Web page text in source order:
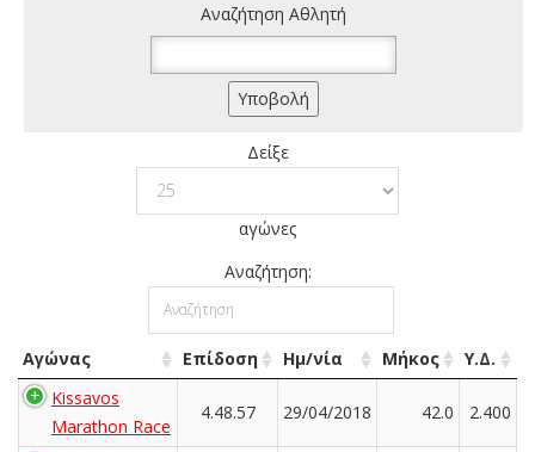
Αναζήτηση Αθλητή
Δείξε
αγώνες
Αναζήτηση:
Αγώνας Επίδοση Ημ/νία Μήκος
Υ.Δ.
Kissavos
Marathon Race
4.48.57 29/04/2018 42.0 2.400